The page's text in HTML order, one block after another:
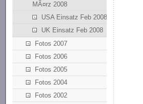
MÃ¤rz 2008
USA Einsatz Feb 2008
UK Einsatz Feb 2008
Fotos 2007
Fotos 2006
Fotos 2005
Fotos 2004
Fotos 2002